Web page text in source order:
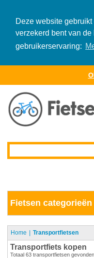
Deze website
verzekerd bent van de
gebruikerservaring:
Fietsen categorieën
Home Transportfietsen
Transportfiets kopen
Totaal 63 transportfietsen